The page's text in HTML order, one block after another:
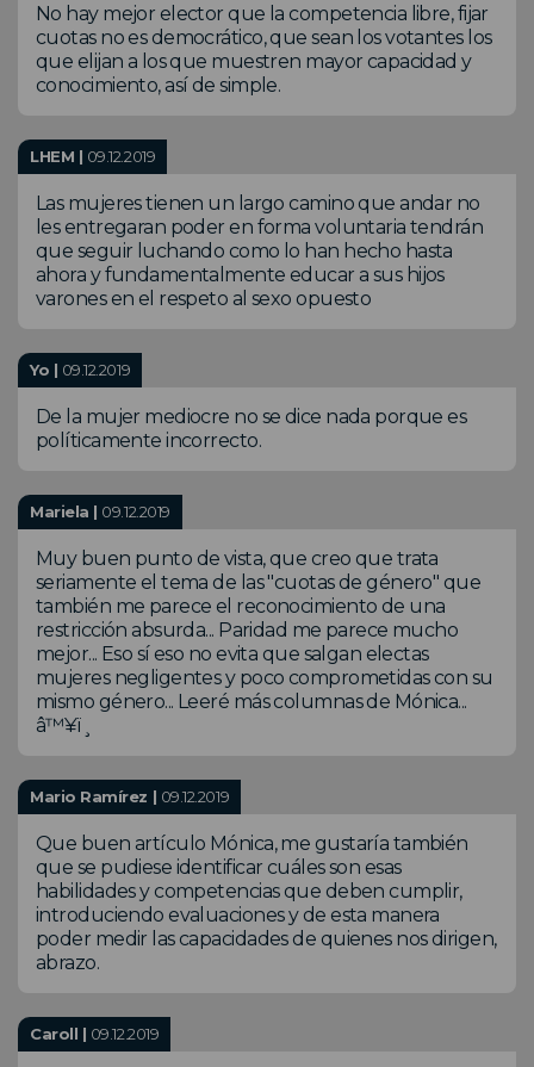
No hay mejor elector que la competencia libre, fijar
cuotas no es democrático, que sean los votantes los
que elijan a los que muestren mayor capacidad y
conocimiento, así de simple.
LHEM | 09.12.2019
Las mujeres tienen un largo camino que andar no
les entregaran poder en forma voluntaria tendrán
que seguir luchando como lo han hecho hasta
ahora y fundamentalmente educar a sus hijos
varones en el respeto al sexo opuesto
Yo | 09.12.2019
De la mujer mediocre no se dice nada porque es
políticamente incorrecto.
Mariela | 09.12.2019
Muy buen punto de vista, que creo que trata
seriamente el tema de las "cuotas de género" que
también me parece el reconocimiento de una
restricción absurda... Paridad me parece mucho
mejor... Eso sí eso no evita que salgan electas
mujeres negligentes y poco comprometidas con su
mismo género... Leeré más columnas de Mónica...
â™¥ï¸
Mario Ramírez | 09.12.2019
Que buen artículo Mónica, me gustaría también
que se pudiese identificar cuáles son esas
habilidades y competencias que deben cumplir,
introduciendo evaluaciones y de esta manera
poder medir las capacidades de quienes nos dirigen,
abrazo.
Caroll | 09.12.2019